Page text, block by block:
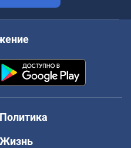
Политика
Жизнь